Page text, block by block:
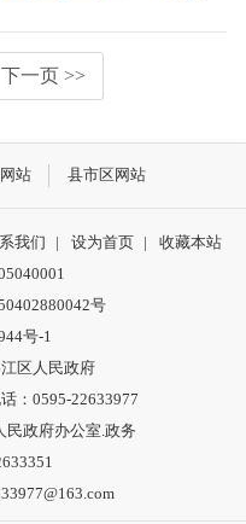
下一页 >>
站 县市区网站
我们 | 设为首页 |
收藏本站
号
号-1
区人民政府
：0595-22633977
民政府办公室.政务